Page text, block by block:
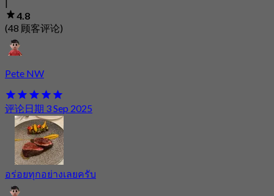
4.8
(48 顾客评论)
Pete NW
评论日期 3 Sep 2025
อร่อยทุกอย่างเลยครับ